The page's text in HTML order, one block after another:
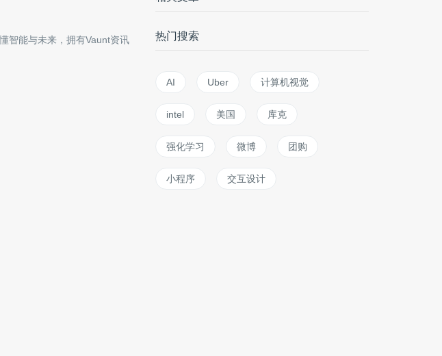
智能与未来，拥有Vaunt资讯
热门搜索
AI Uber 计算机视觉
intel 美国 库克
强化学习 微博 团购
小程序 交互设计